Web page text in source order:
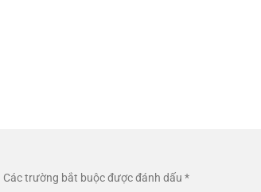
Các trường bắt buộc được đánh dấu *